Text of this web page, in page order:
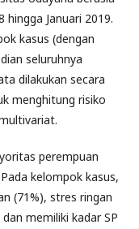
Januari 2019.
kasus (dengan
seluruhnya
dilakukan secara
menghitung risiko
perempuan
kelompok kasus,
(71%), stres ringan
memiliki kadar SP